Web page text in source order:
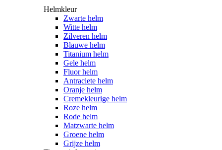
Helmkleur
Zwarte helm
Witte helm
Zilveren helm
Blauwe helm
Titanium helm
Gele helm
Fluor helm
Antraciete helm
Oranje helm
Cremekleurige helm
Roze helm
Rode helm
Matzwarte helm
Groene helm
Grijze helm